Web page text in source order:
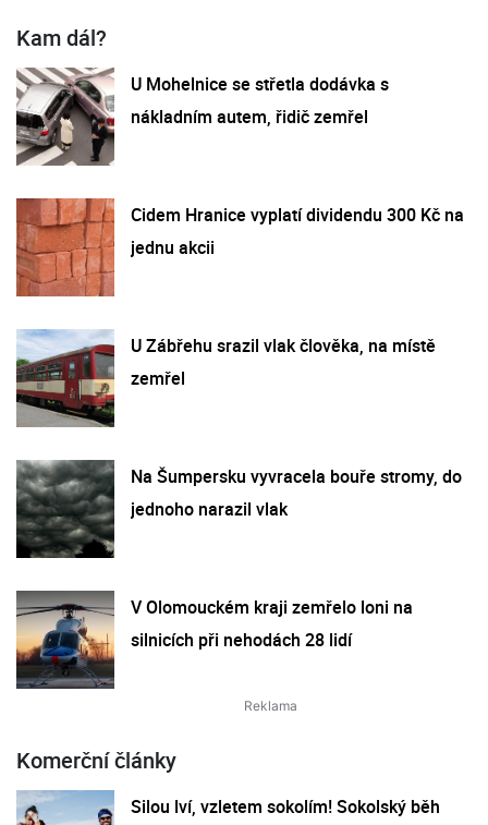
Kam dál?
U Mohelnice se střetla dodávka s
nákladním autem, řidič zemřel
Cidem Hranice vyplatí dividendu 300 Kč na
jednu akcii
U Zábřehu srazil vlak člověka, na místě
zemřel
Na Šumpersku vyvracela bouře stromy, do
jednoho narazil vlak
V Olomouckém kraji zemřelo loni na
silnicích při nehodách 28 lidí
Komerční články
Silou lví, vzletem sokolím! Sokolský běh